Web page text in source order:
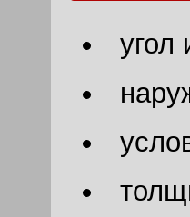
угол